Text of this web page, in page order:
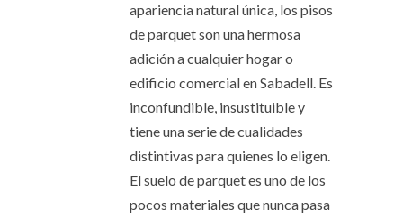
apariencia natural única, los pisos
de parquet son una hermosa
adición a cualquier hogar o
edificio comercial en Sabadell. Es
inconfundible, insustituible y
tiene una serie de cualidades
distintivas para quienes lo eligen.
El suelo de parquet es uno de los
pocos materiales que nunca pasa